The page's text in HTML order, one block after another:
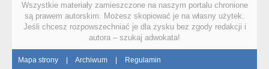
Wszystkie materiały zamieszczone na naszym portalu chronione
są prawem autorskim. Możesz skopiować je na własny użytek.
Jeśli chcesz rozpowszechniać je dla zysku bez zgody redakcji i
autora – szukaj adwokata!
Mapa strony Archiwum Regulamin